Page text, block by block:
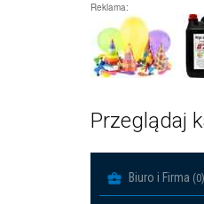
Reklama:
Przeglądaj
Biuro i Firma (0)